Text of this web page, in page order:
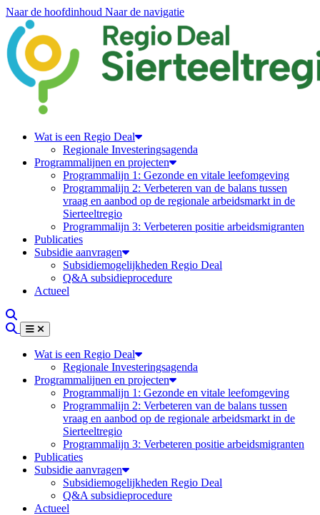
Naar de hoofdinhoud Naar de navigatie
Wat is een Regio Deal
Regionale Investeringsagenda
Programmalijnen en projecten
Programmalijn 1: Gezonde en vitale leefomgeving
Programmalijn 2: Verbeteren van de balans tussen
vraag en aanbod op de regionale arbeidsmarkt in de
Sierteeltregio
Programmalijn 3: Verbeteren positie arbeidsmigranten
Publicaties
Subsidie aanvragen
Subsidiemogelijkheden Regio Deal
Q&A subsidieprocedure
Actueel
Zoeken
Menu
Sluiten
Wat is een Regio Deal
Regionale Investeringsagenda
Programmalijnen en projecten
Programmalijn 1: Gezonde en vitale leefomgeving
Programmalijn 2: Verbeteren van de balans tussen
vraag en aanbod op de regionale arbeidsmarkt in de
Sierteeltregio
Programmalijn 3: Verbeteren positie arbeidsmigranten
Publicaties
Subsidie aanvragen
Subsidiemogelijkheden Regio Deal
Q&A subsidieprocedure
Actueel